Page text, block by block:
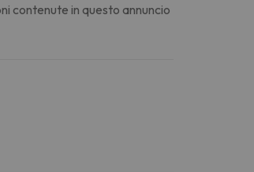
contenute in questo annuncio